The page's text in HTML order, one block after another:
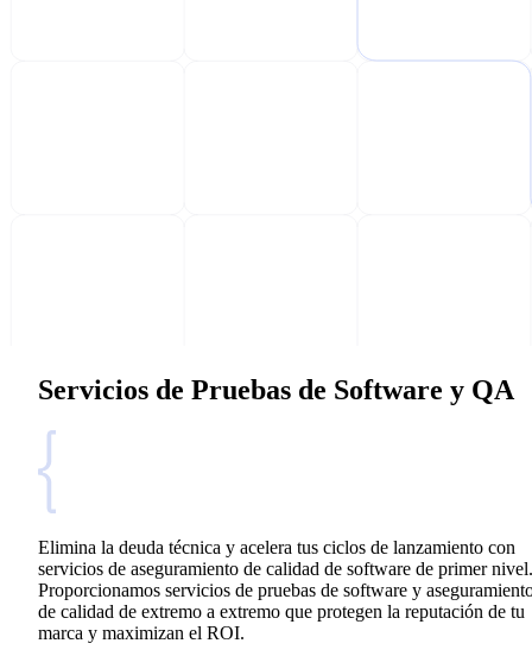
Servicios de Pruebas de Software y QA
Elimina la deuda técnica y acelera tus ciclos de lanzamiento con
servicios de aseguramiento de calidad de software de primer nivel.
Proporcionamos servicios de pruebas de software y
de calidad de extremo a extremo que protegen la reputación de tu
marca y maximizan el ROI.